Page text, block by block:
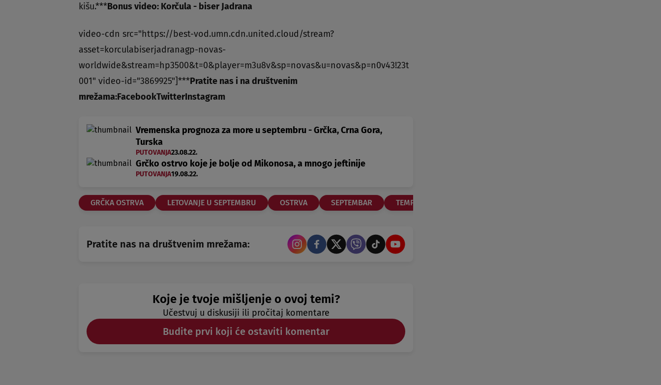
kišu.***Bonus video: Korčula - biser Jadrana
video-cdn src="https://best-vod.umn.cdn.united.cloud/stream?
asset=korculabiserjadranagp-novas-
worldwide&stream=hp3500&t=0&player=m3u8v&sp=novas&u=novas&p=n0v43!23t
001" video-id="3869925"]***Pratite nas i na društvenim
mrežama:FacebookTwitterInstagram
Vremenska prognoza za more u septembru - Grčka, Crna Gora,
Turska
PUTOVANJA23.08.22.
Grčko ostrvo koje je bolje od Mikonosa, a mnogo jeftinije
PUTOVANJA19.08.22.
GRČKA OSTRVA LETOVANJE U SEPTEMBRU OSTRVA SEPTEMBAR TEMPERATURE
Pratite nas na društvenim mrežama:
Koje je tvoje mišljenje o ovoj temi?
Učestvuj u diskusiji ili pročitaj komentare
Budite prvi koji će ostaviti komentar